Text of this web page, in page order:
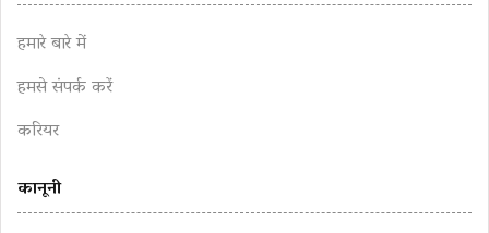
हमारे बारे में
हमसे संपर्क करें
करियर
कानूनी